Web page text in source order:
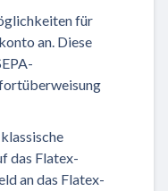
für
an. Diese
das Flatex-
an das Flatex-